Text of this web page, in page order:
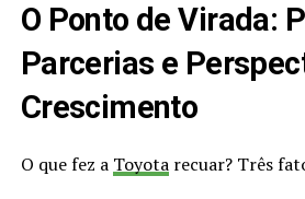
O Ponto de Virada:
Parcerias e
Crescimento
O que fez a Toyotarecuar? Três